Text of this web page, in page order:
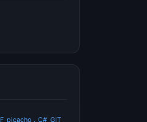
F_picacho，C# GIT